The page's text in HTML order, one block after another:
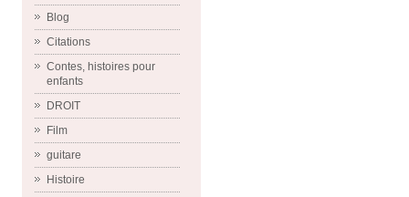
Blog
Citations
Contes, histoires pour
enfants
DROIT
Film
guitare
Histoire